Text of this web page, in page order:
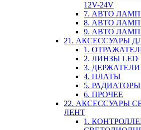
12V-24V
7. АВТО
8. АВТО
9. АВТО
21. АКСЕССУАРЫ
1.
2. ЛИНЗЫ LED
3. ДЕРЖАТЕЛИ
4. ПЛАТЫ
5. РАДИАТОРЫ
6. ПРОЧЕЕ
22. АКСЕССУАРЫ
ЛЕНТ
1.